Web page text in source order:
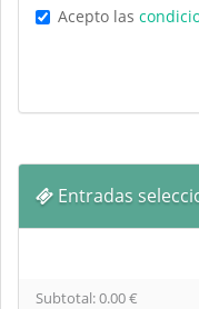
Acepto las
Entradas
Subtotal:0.00€